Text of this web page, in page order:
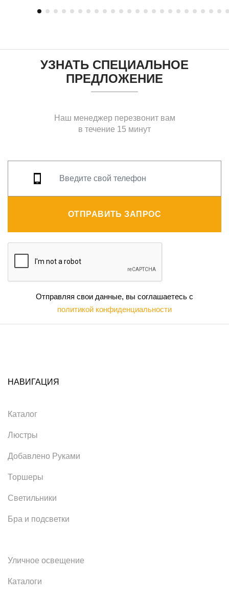
УЗНАТЬ СПЕЦИАЛЬНОЕ
ПРЕДЛОЖЕНИЕ
Наш менеджер перезвонит вам
в течение 15 минут
ОТПРАВИТЬ ЗАПРОС
Отправляя свои данные, вы соглашаетесь с
политикой конфиденциальности
НАВИГАЦИЯ
Каталог
Люстры
Добавлено Руками
Торшеры
Светильники
Бра и подсветки
Уличное освещение
Каталоги